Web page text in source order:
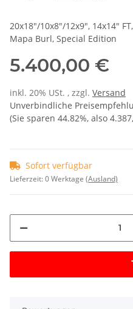
20x18"/10x8"/12x9", 14x14"
Mapa Burl, Special Edition
5.400,00 €
inkl. 20% USt. , zzgl. Versand
Unverbindliche
(Sie sparen 44.82%, also
Sofort verfügbar
Lieferzeit:0 Werktage (Ausland)